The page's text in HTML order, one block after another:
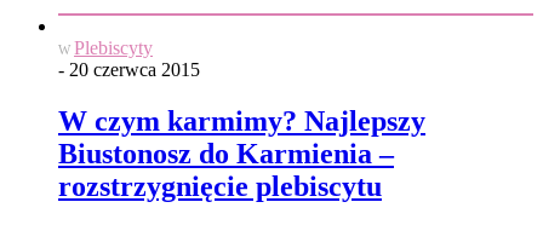
W Plebiscyty
- 20 czerwca 2015
W czym karmimy? Najlepszy
Biustonosz do Karmienia –
rozstrzygnięcie plebiscytu